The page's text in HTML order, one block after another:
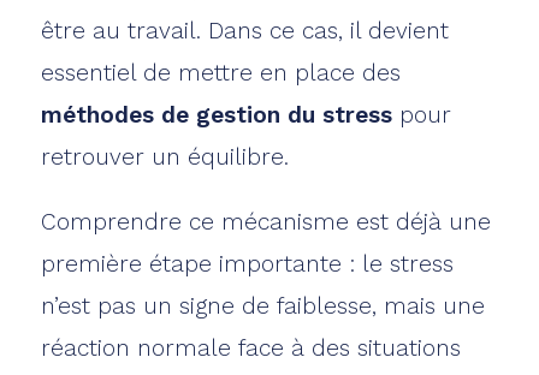
être au travail. Dans ce cas, il devient
essentiel de mettre en place des
méthodes de gestion du stresspour
retrouver un équilibre.
Comprendre ce mécanisme est déjà une
première étape importante : le stress
n’est pas un signe de faiblesse, mais une
réaction normale face à des situations